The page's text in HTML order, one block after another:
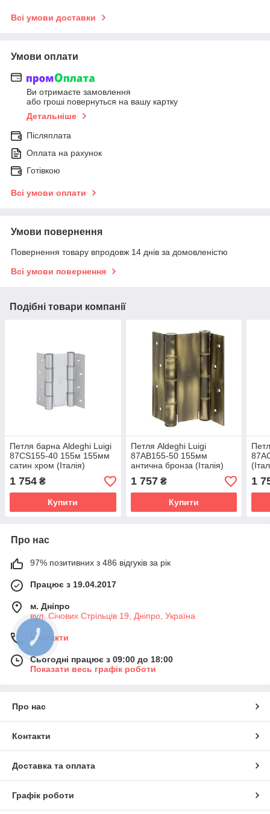
Всі умови доставки
Умови оплати
Ви отримаєте замовлення
або гроші повернуться на вашу картку
Детальніше
Післяплата
Оплата на рахунок
Готівкою
Всі умови оплати
Умови повернення
Повернення товару впродовж 14 днів за домовленістю
Всі умови повернення
Подібні товари компанії
Петля барна Aldeghi Luigi
87CS155-40 155м 155мм
сатин хром (Італія)
1 754 ₴
Купити
Петля Aldeghi Luigi
87AB155-50 155мм
антична бронза (Італія)
1 757₴
Купити
1
Про нас
97% позитивних з 486 відгуків за рік
Працює з 19.04.2017
м. Дніпро
вул. Січових Стрільців 19, Дніпро, Україна
Контакти
Сьогодні працює з 09:00 до 18:00
Показати весь графік роботи
Про нас
Контакти
Доставка та оплата
Графік роботи
КНОПКА
ЗВ'ЯЗКУ